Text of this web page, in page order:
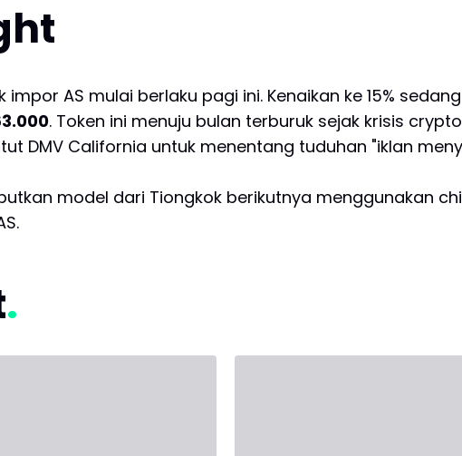
impor AS mulai berlaku pagi ini. Kenaikan ke 15%
. Token ini menuju bulan terburuk sejak krisis
DMV California untuk menentang tuduhan "iklan
model dari Tiongkok berikutnya menggunakan